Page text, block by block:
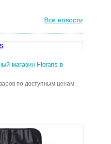
Все новости
магазин Florans в
по доступным ценам